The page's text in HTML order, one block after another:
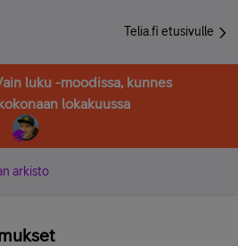
Telia.fi etusivulle
luku -moodissa, kunnes
lokakuussa
arkisto